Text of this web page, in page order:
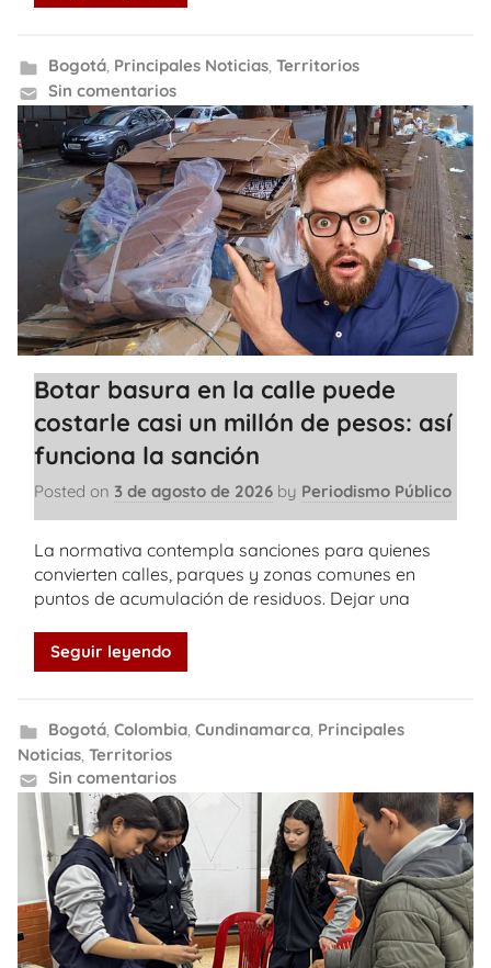
Bogotá, Principales Noticias, Territorios
Sin comentarios
Botar basura en la calle puede
costarle casi un millón de pesos: así
funciona la sanción
Posted on 3 de agosto de 2026 by Periodismo Público
La normativa contempla sanciones para quienes
convierten calles, parques y zonas comunes en
puntos de acumulación de residuos. Dejar una
Seguir leyendo
Bogotá, Colombia, Cundinamarca, Principales
Noticias, Territorios
Sin comentarios